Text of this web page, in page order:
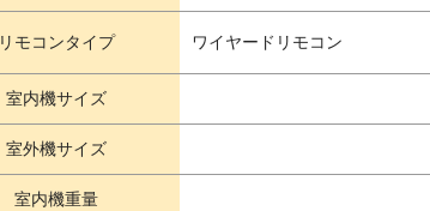
リモコンタイプ ワイヤードリモコン
室内機サイズ
室外機サイズ
室内機重量